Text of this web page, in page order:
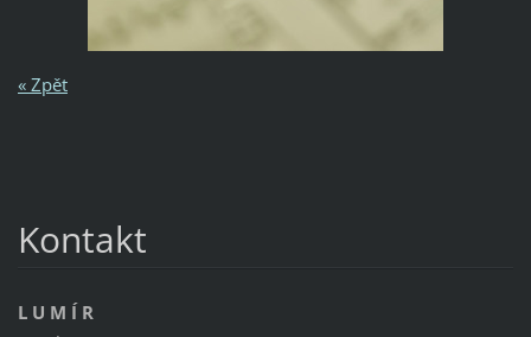
« Zpět
Kontakt
L U M Í R